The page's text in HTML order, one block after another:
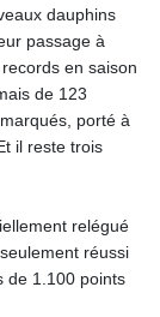
dauphins
passage à
en saison
de 123
porté à
il reste trois
relégué
réussi
de 1.100 points